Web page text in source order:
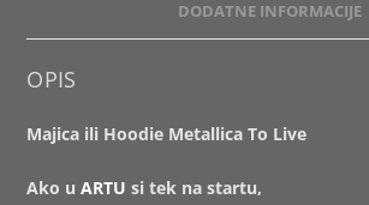
DODATNE INFORMACIJE
OPIS
Majica ili Hoodie Metallica To Live
Ako uARTU si tek na startu,